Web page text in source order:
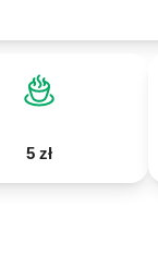
5 zł